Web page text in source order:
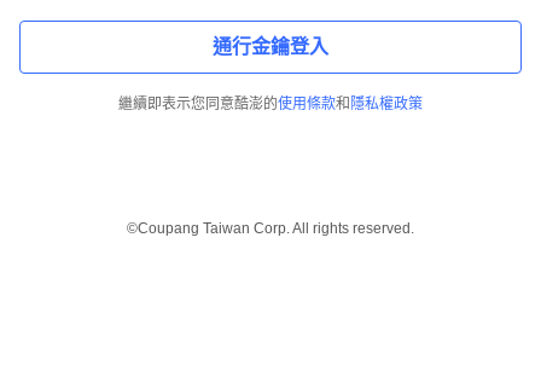
通行金鑰登入
繼續即表示您同意酷澎的使用條款和 隱私權政策
©Coupang Taiwan Corp. All rights reserved.